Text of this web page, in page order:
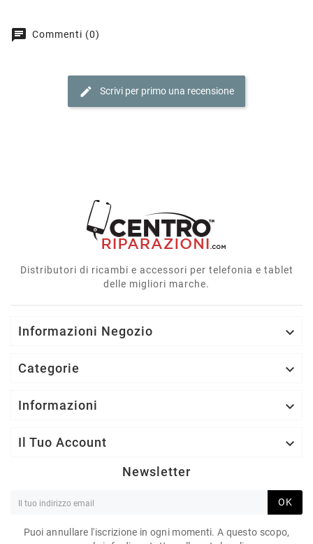
chat Commenti (0)
edit Scrivi per primo una recensione
Distributori di ricambi e accessori per telefonia e tablet
delle migliori marche.
Informazioni Negozio 
Categorie 
Informazioni 
Il Tuo Account 
Newsletter
OK
Puoi annullare l'iscrizione in ogni momenti. A questo scopo,